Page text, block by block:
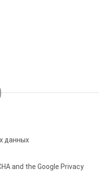
данных
and the Google Privacy